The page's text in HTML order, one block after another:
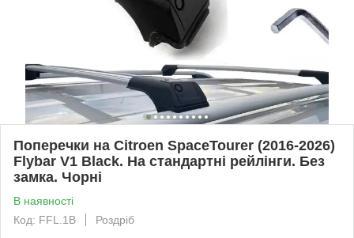
Поперечки на Citroen SpaceTourer (2016-2026)
Flybar V1 Black. На стандартні рейлінги. Без
замка. Чорні
В наявності
Код: FFL.1B
Роздріб